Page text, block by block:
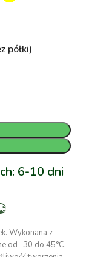
półki)
6-10 dni
Wykonana z
od -30 do 45°C.